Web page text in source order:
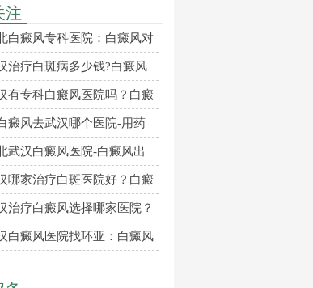
注
白癜风专科医院：白癜风对
治疗白斑病多少钱?白癜风
有专科白癜风医院吗？白癜
癜风去武汉哪个医院-用药
武汉白癜风医院-白癜风出
哪家治疗白斑医院好？白癜
治疗白癜风选择哪家医院？
白癜风医院找环亚：白癜风